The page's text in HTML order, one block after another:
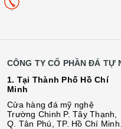
CÔNG TY CỔ PHẦN ĐÁ TỰ
1. Tại Thành Phố Hồ Chí
Minh
Cửa hàng đá mỹ nghệ
Trường Chinh P. Tây Thạnh,
Q. Tân Phú, TP. Hồ Chí Minh.